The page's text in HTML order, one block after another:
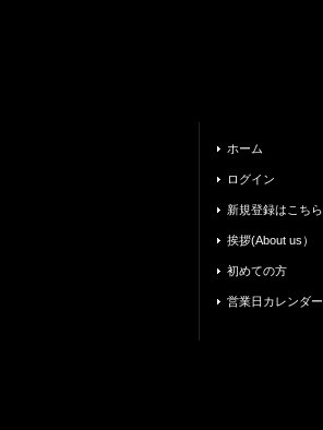
ホーム
ログイン
新規登録はこちら
挨拶(About us）
初めての方
営業日カレンダー